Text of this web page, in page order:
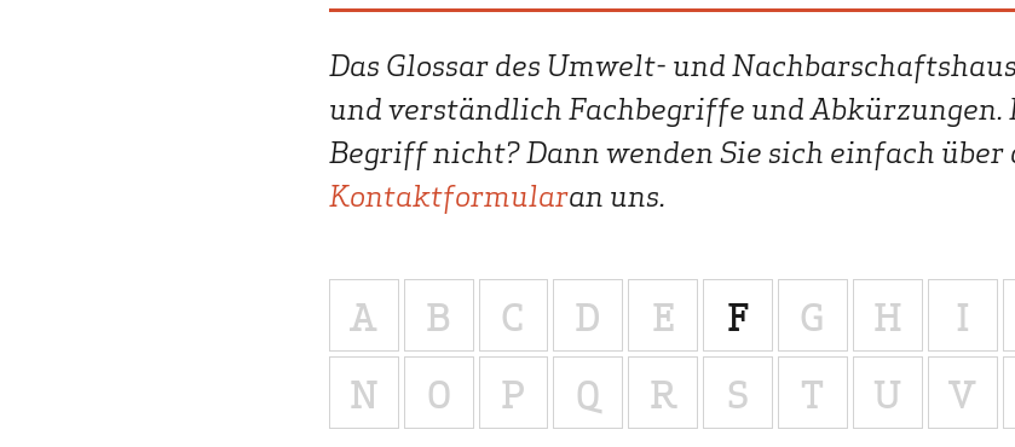
Presse
Das Glossar des Umwelt- und
und verständlich Fachbegriffe und Abkürzungen.
Begriff nicht? Dann wenden Sie sich einfach über
Kontaktformularan uns.
A B C D E F G H I
N
O P Q R S T U V